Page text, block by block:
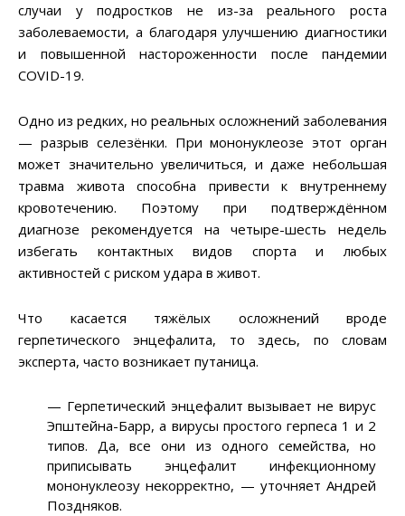
случаи у подростков не из-за реального роста
заболеваемости, а благодаря улучшению диагностики
и повышенной настороженности после пандемии
COVID-19.
Одно из редких, но реальных осложнений заболевания
— разрыв селезёнки. При мононуклеозе этот орган
может значительно увеличиться, и даже небольшая
травма живота способна привести к внутреннему
кровотечению. Поэтому при подтверждённом
диагнозе рекомендуется на четыре-шесть недель
избегать контактных видов спорта и любых
активностей с риском удара в живот.
Что касается тяжёлых осложнений вроде
герпетического энцефалита, то здесь, по словам
эксперта, часто возникает путаница.
— Герпетический энцефалит вызывает не вирус
Эпштейна-Барр, а вирусы простого герпеса 1 и 2
типов. Да, все они из одного семейства, но
приписывать энцефалит инфекционному
мононуклеозу некорректно, — уточняет Андрей
Поздняков.